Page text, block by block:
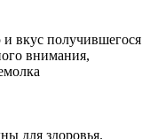
и вкус получившегося
внимания,
для здоровья.